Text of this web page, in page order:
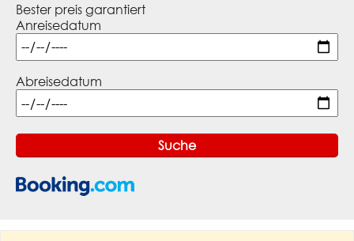
Bester preis garantiert
Anreisedatum
Abreisedatum